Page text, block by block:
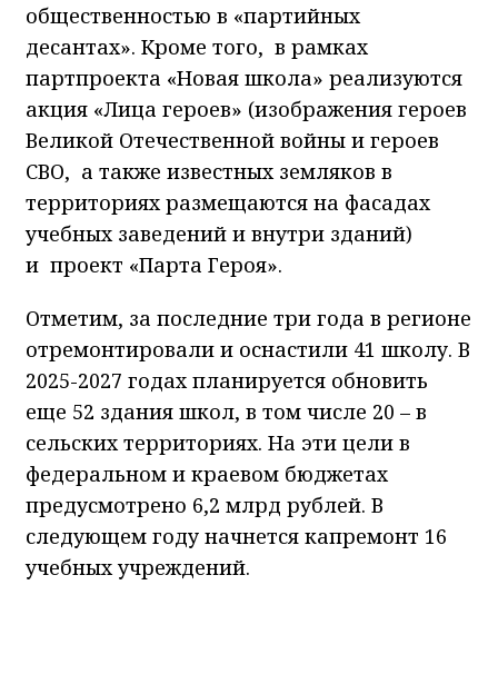
общественностью в «партийных
десантах». Кроме того, в рамках
партпроекта «Новая школа» реализуются
акция «Лица героев» (изображения героев
Великой Отечественной войны и героев
СВО, а также известных земляков в
территориях размещаются на фасадах
учебных заведений и внутри зданий)
и проект «Парта Героя».
Отметим, за последние три года в регионе
отремонтировали и оснастили 41 школу. В
2025-2027 годах планируется обновить
еще 52 здания школ, в том числе 20 – в
сельских территориях. На эти цели в
федеральном и краевом бюджетах
предусмотрено 6,2 млрд рублей. В
следующем году начнется капремонт 16
учебных учреждений.